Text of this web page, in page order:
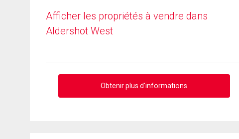
Afficher les propriétés à vendre dans
Aldershot West
Obtenir plus d'informations